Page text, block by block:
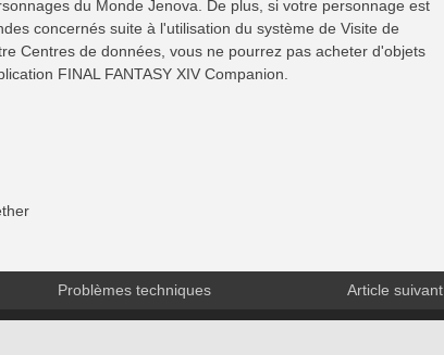
du Monde Jenova. De plus, si votre personnage est
concernés suite à l'utilisation du système de Visite de
Centres de données, vous ne pourrez pas acheter d'objets
FINAL FANTASY XIV Companion.
Problèmes techniques Article suivant